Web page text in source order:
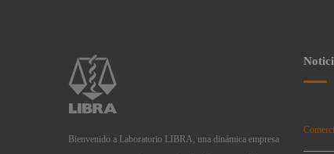
Bienvenido a Laboratorio LIBRA, una dinámica empresa